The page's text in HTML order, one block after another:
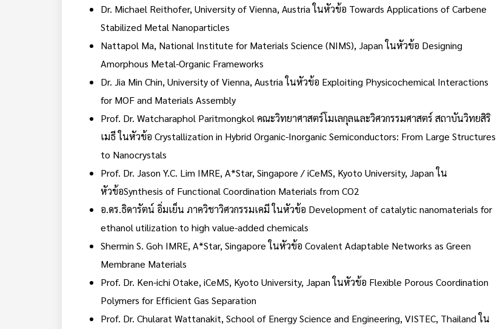
Dr. Michael Reithofer, University of Vienna, Austria ในหัวข้อ Towards Applications of Carbene
Stabilized Metal Nanoparticles
Nattapol Ma, National Institute for Materials Science (NIMS), Japan ในหัวข้อ Designing
Amorphous Metal-Organic Frameworks
Dr. Jia Min Chin, University of Vienna, Austria ในหัวข้อ Exploiting Physicochemical Interactions
for MOF and Materials Assembly
Prof. Dr. Watcharaphol Paritmongkol คณะวิทยาศาสตร์โมเลกุลและวิศวกรรมศาสตร์ สถาบันวิทยสิริ
เมธี ในหัวข้อ Crystallization in Hybrid Organic-Inorganic Semiconductors: From Large Structures
to Nanocrystals
Prof. Dr. Jason Y.C. Lim IMRE, A*Star, Singapore / iCeMS, Kyoto University, Japan ใน
หัวข้อSynthesis of Functional Coordination Materials from CO2
อ.ดร.ธิดารัตน์ อิ่มเย็น ภาควิชาวิศวกรรมเคมี ในหัวข้อ Development of catalytic nanomaterials for
ethanol utilization to high value-added chemicals
Shermin S. Goh IMRE, A*Star, Singapore ในหัวข้อ Covalent Adaptable Networks as Green
Membrane Materials
Prof. Dr. Ken-ichi Otake, iCeMS, Kyoto University, Japan ในหัวข้อ Flexible Porous Coordination
Polymers for Efficient Gas Separation
Prof. Dr. Chularat Wattanakit, School of Energy Science and Engineering, VISTEC, Thailand ใน